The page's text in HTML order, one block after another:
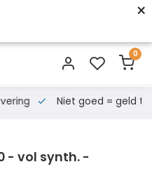
×
0
Niet goed = geld
- vol synth. -